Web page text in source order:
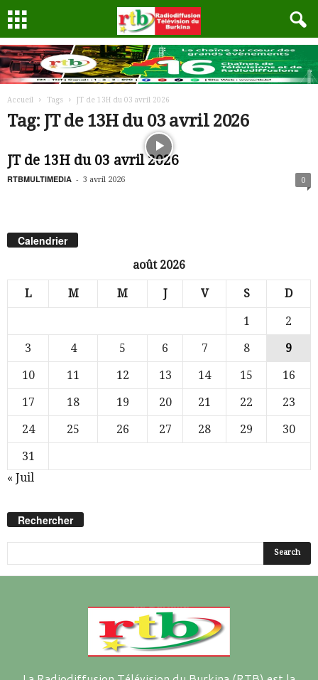
Accueil Tags JT de 13H du 03 avril 2026
Tag: JT de 13H du 03 avril 2026
JT de 13H du 03 avril 2026
RTBMULTIMEDIA - 3 avril 2026 0
Calendrier
août 2026
L M M J V S D
1
2
3
4 5 6 7 8
9
10
11 12 13 14 15
16
17
18 19 20 21 22
23
24
25 26 27 28 29
30
31
« Juil
Rechercher